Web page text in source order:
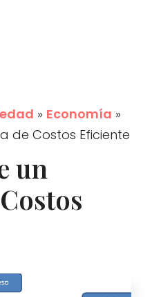
» Economía »
de Costos Eficiente
un